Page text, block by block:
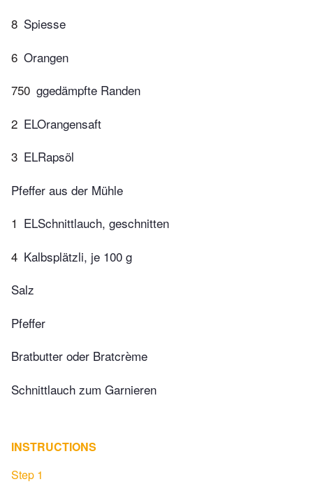
8 Spiesse
6 Orangen
750 ggedämpfte Randen
2 ELOrangensaft
3 ELRapsöl
Pfeffer aus der Mühle
1 ELSchnittlauch, geschnitten
4 Kalbsplätzli, je 100 g
Salz
Pfeffer
Bratbutter oder Bratcrème
Schnittlauch zum Garnieren
INSTRUCTIONS
Step 1